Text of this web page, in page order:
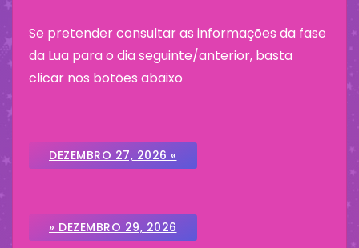
Se pretender consultar as informações da fase
da Lua para o dia seguinte/anterior, basta
clicar nos botões abaixo
DEZEMBRO 27, 2026 «
» DEZEMBRO 29, 2026